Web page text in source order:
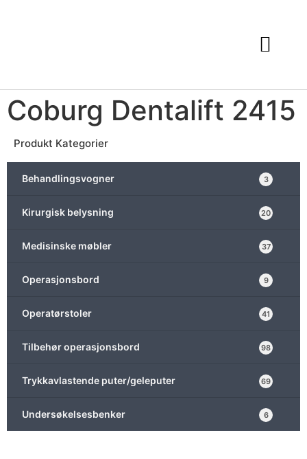
Coburg Dentalift 2415
Produkt Kategorier
Behandlingsvogner 3
Kirurgisk belysning 20
Medisinske møbler 37
Operasjonsbord 9
Operatørstoler 41
Tilbehør operasjonsbord 98
Trykkavlastende puter/geleputer 69
Undersøkelsesbenker 6